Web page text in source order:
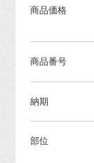
商品価格
商品番号
納期
部位